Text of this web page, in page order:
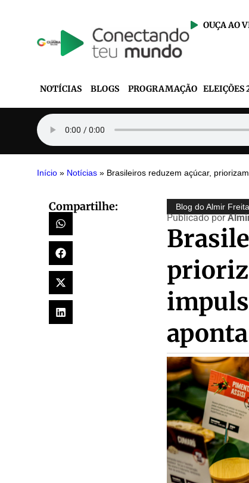
OUÇA AO
NOTÍCIAS BLOGS PROGRAMAÇÃO ELEIÇÕES
Início » Notícias » Brasileiros reduzem açúcar,
Compartilhe: Blog do Almir
Publicado por